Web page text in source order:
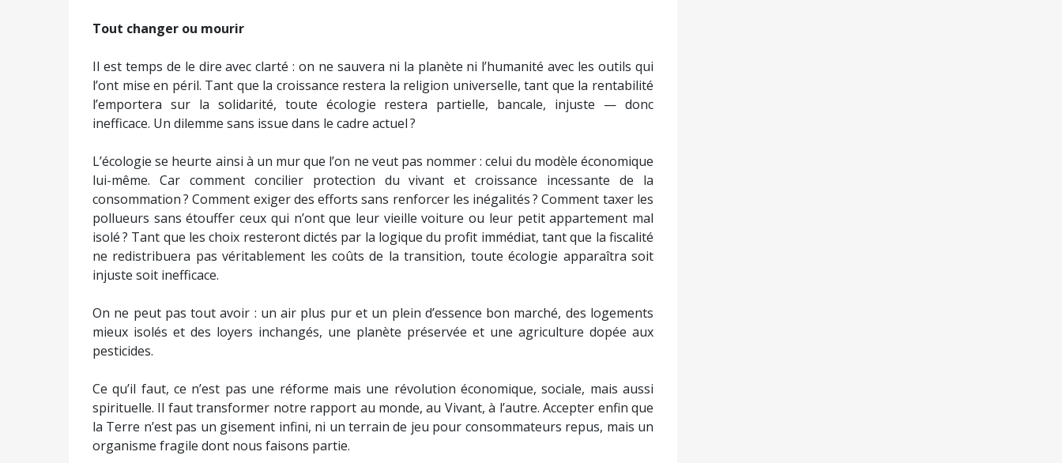
Tout changer ou mourir
Il est temps de le dire avec clarté : on ne sauvera ni la planète ni l’humanité avec les outils qui
l’ont mise en péril. Tant que la croissance restera la religion universelle, tant que la rentabilité
l’emportera sur la solidarité, toute écologie restera partielle, bancale, injuste — donc
inefficace. Un dilemme sans issue dans le cadre actuel ?
L’écologie se heurte ainsi à un mur que l’on ne veut pas nommer : celui du modèle économique
lui-même. Car comment concilier protection du vivant et croissance incessante de la
consommation ? Comment exiger des efforts sans renforcer les inégalités ? Comment taxer les
pollueurs sans étouffer ceux qui n’ont que leur vieille voiture ou leur petit appartement mal
isolé ? Tant que les choix resteront dictés par la logique du profit immédiat, tant que la fiscalité
ne redistribuera pas véritablement les coûts de la transition, toute écologie apparaîtra soit
injuste soit inefficace.
On ne peut pas tout avoir : un air plus pur et un plein d’essence bon marché, des logements
mieux isolés et des loyers inchangés, une planète préservée et une agriculture dopée aux
pesticides.
Ce qu’il faut, ce n’est pas une réforme mais une révolution économique, sociale, mais aussi
spirituelle. Il faut transformer notre rapport au monde, au Vivant, à l’autre. Accepter enfin que
la Terre n’est pas un gisement infini, ni un terrain de jeu pour consommateurs repus, mais un
organisme fragile dont nous faisons partie.